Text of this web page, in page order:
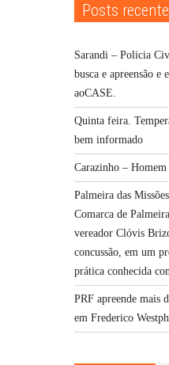
Posts
Sarandi – Policia
busca e apreensão e
aoCASE.
Quinta feira.
bem informado
Carazinho –
Palmeira das
Comarca de
vereador Clóvis
concussão, em um
prática conhecida
PRF apreende mais
em Frederico